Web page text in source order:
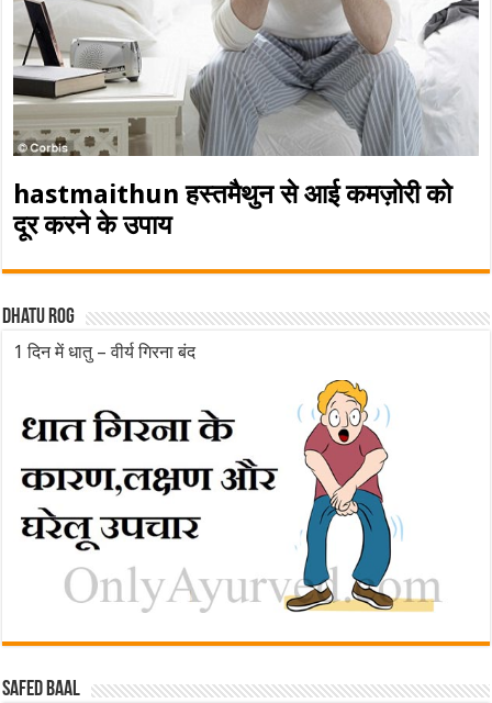
hastmaithun हस्तमैथुन से आई कमज़ोरी को
दूर करने के उपाय
Dhatu rog
1 दिन में धातु – वीर्य गिरना बंद
Safed baal